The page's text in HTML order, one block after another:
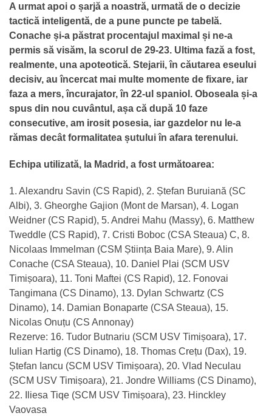
A urmat apoi o șarjă a noastră, urmată de o decizie
tactică inteligentă, de a pune puncte pe tabelă.
Conache și-a păstrat procentajul maximal și ne-a
permis să visăm, la scorul de 29-23. Ultima fază a fost,
realmente, una apoteotică. Stejarii, în căutarea eseului
decisiv, au încercat mai multe momente de fixare, iar
faza a mers, încurajator, în 22-ul spaniol. Oboseala și-a
spus din nou cuvântul, așa că după 10 faze
consecutive, am irosit posesia, iar gazdelor nu le-a
rămas decât formalitatea șutului în afara terenului.
Echipa utilizată, la Madrid, a fost următoarea:
1. Alexandru Savin (CS Rapid), 2. Ștefan Buruiană (SC
Albi), 3. Gheorghe Gajion (Mont de Marsan), 4. Logan
Weidner (CS Rapid), 5. Andrei Mahu (Massy), 6. Matthew
Tweddle (CS Rapid), 7. Cristi Boboc (CSA Steaua) C, 8.
Nicolaas Immelman (CSM Știința Baia Mare), 9. Alin
Conache (CSA Steaua), 10. Daniel Plai (SCM USV
Timișoara), 11. Toni Maftei (CS Rapid), 12. Fonovai
Tangimana (CS Dinamo), 13. Dylan Schwartz (CS
Dinamo), 14. Damian Bonaparte (CSA Steaua), 15.
Nicolas Onuțu (CS Annonay)
Rezerve: 16. Tudor Butnariu (SCM USV Timișoara), 17.
Iulian Hartig (CS Dinamo), 18. Thomas Crețu (Dax), 19.
Ștefan Iancu (SCM USV Timișoara), 20. Vlad Neculau
(SCM USV Timișoara), 21. Jondre Williams (CS Dinamo),
22. Iliesa Tiqe (SCM USV Timișoara), 23. Hinckley
Vaovasa